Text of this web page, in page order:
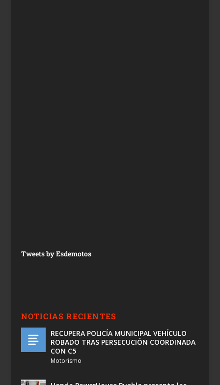
Tweets by Esdemotos
NOTICIAS RECIENTES
RECUPERA POLICÍA MUNICIPAL VEHÍCULO
ROBADO TRAS PERSECUCIÓN COORDINADA
CON C5
Motorismo